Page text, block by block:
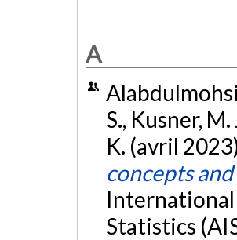
A
S., Kusner,
K. (avril
concepts
Statistics